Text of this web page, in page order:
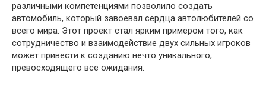
различными компетенциями позволило создать
автомобиль, который завоевал сердца автолюбителей со
всего мира. Этот проект стал ярким примером того, как
сотрудничество и взаимодействие двух сильных игроков
может привести к созданию нечто уникального,
превосходящего все ожидания.